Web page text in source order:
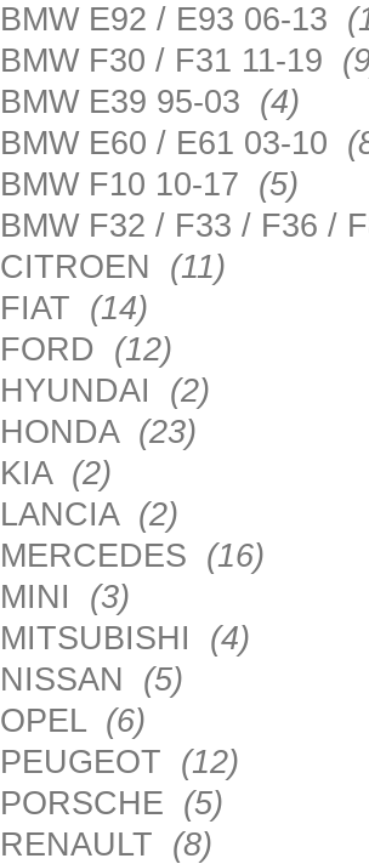
BMW E92 / E93 06-13
BMW F30 / F31 11-19
BMW E39 95-03 (4)
BMW E60 / E61 03-10
BMW F10 10-17 (5)
BMW F32 / F33 / F36 /
CITROEN (11)
FIAT (14)
FORD (12)
HYUNDAI (2)
HONDA (23)
KIA (2)
LANCIA (2)
MERCEDES (16)
MINI (3)
MITSUBISHI (4)
NISSAN (5)
OPEL (6)
PEUGEOT (12)
PORSCHE (5)
RENAULT (8)